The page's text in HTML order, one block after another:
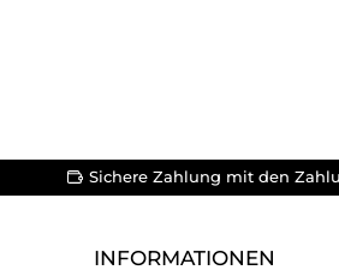
Sichere Zahlung mit den
INFORMATIONEN